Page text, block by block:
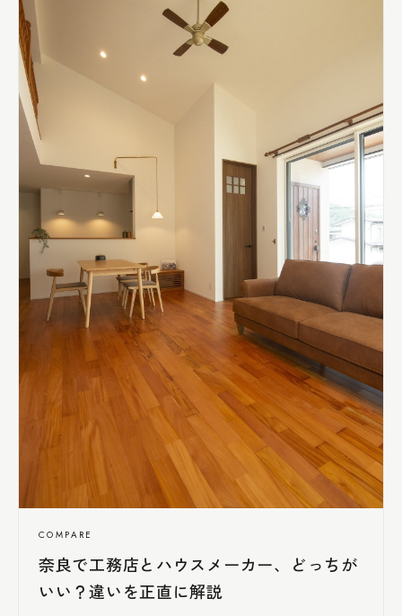
COMPARE
奈良で工務店とハウスメーカー、どっちが
いい？違いを正直に解説